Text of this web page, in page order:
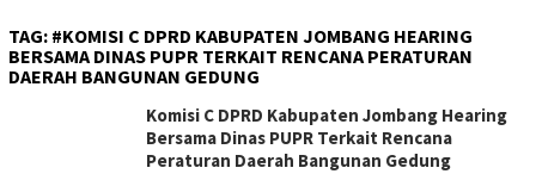
TAG: #KOMISI C DPRD KABUPATEN JOMBANG HEARING
BERSAMA DINAS PUPR TERKAIT RENCANA PERATURAN
DAERAH BANGUNAN GEDUNG
Komisi C DPRD Kabupaten Jombang Hearing
Bersama Dinas PUPR Terkait Rencana
Peraturan Daerah Bangunan Gedung